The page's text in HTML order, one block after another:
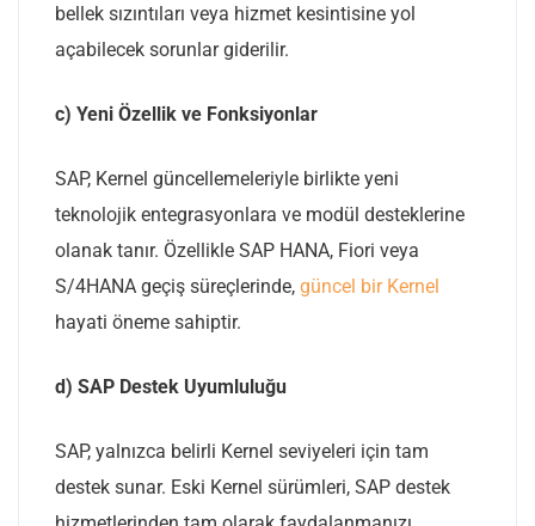
bellek sızıntıları veya hizmet kesintisine yol
açabilecek sorunlar giderilir.
c) Yeni Özellik ve Fonksiyonlar
SAP, Kernel güncellemeleriyle birlikte yeni
teknolojik entegrasyonlara ve modül desteklerine
olanak tanır. Özellikle SAP HANA, Fiori veya
S/4HANA geçiş süreçlerinde, güncel bir Kernel
hayati öneme sahiptir.
d) SAP Destek Uyumluluğu
SAP, yalnızca belirli Kernel seviyeleri için tam
destek sunar. Eski Kernel sürümleri, SAP destek